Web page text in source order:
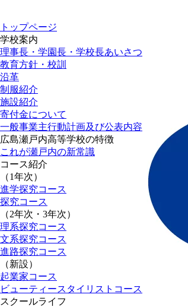
トップページ
学校案内
理事長・学園長・学校長あいさつ
教育方針・校訓
沿革
制服紹介
施設紹介
寄付金について
一般事業主行動計画及び公表内容
広島瀬戸内高等学校の特徴
これが瀬戸内の新常識
コース紹介
（1年次）
進学探究コース
探究コース
（2年次・3年次）
理系探究コース
文系探究コース
進路探究コース
（新設）
起業家コース
ビューティースタイリストコース
スクールライフ